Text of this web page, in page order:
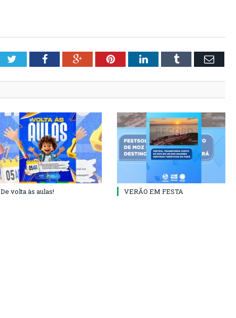
TwitterFacebookGoogle+PinterestLinkedInTumblr Email
De volta às aulas! VERÃO EM FESTA